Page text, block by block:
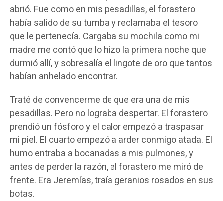
abrió. Fue como en mis pesadillas, el forastero
había salido de su tumba y reclamaba el tesoro
que le pertenecía. Cargaba su mochila como mi
madre me contó que lo hizo la primera noche que
durmió allí, y sobresalía el lingote de oro que tantos
habían anhelado encontrar.
Traté de convencerme de que era una de mis
pesadillas. Pero no lograba despertar. El forastero
prendió un fósforo y el calor empezó a traspasar
mi piel. El cuarto empezó a arder conmigo atada. El
humo entraba a bocanadas a mis pulmones, y
antes de perder la razón, el forastero me miró de
frente. Era Jeremías, traía geranios rosados en sus
botas.